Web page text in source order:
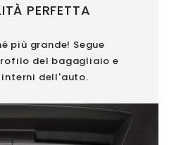
PERFETTA
più grande! Segue
del bagagliaio e
dell'auto.